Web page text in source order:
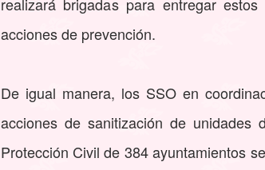
acciones de prevención.
De igual manera, los SSO en
acciones de sanitización de unidades
Protección Civil de 384 ayuntamientos